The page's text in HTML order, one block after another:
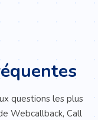
questions les plus
Webcallback, Call